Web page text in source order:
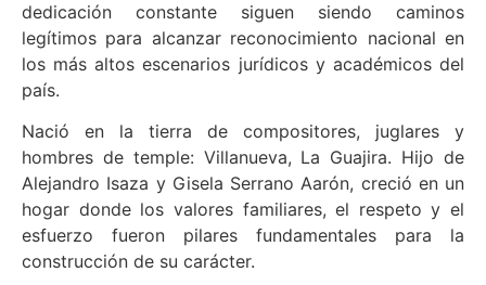
dedicación constante siguen siendo caminos
legítimos para alcanzar reconocimiento nacional en
los más altos escenarios jurídicos y académicos del
país.
Nació en la tierra de compositores, juglares y
hombres de temple: Villanueva, La Guajira. Hijo de
Alejandro Isaza y Gisela Serrano Aarón, creció en un
hogar donde los valores familiares, el respeto y el
esfuerzo fueron pilares fundamentales para la
construcción de su carácter.